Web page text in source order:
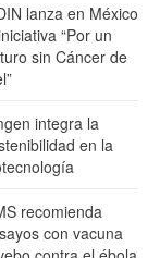
lanza en México
“Por un
sin Cáncer de
integra la
en la
recomienda
con vacuna